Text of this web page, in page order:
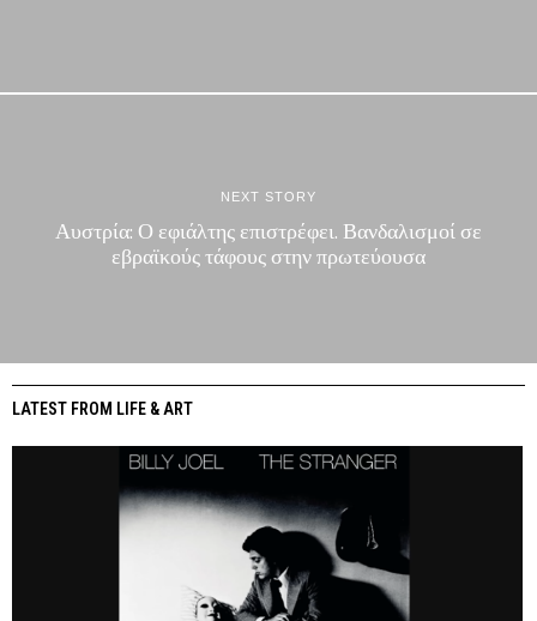
NEXT STORY
Αυστρία: Ο εφιάλτης επιστρέφει. Βανδαλισμοί σε
εβραϊκούς τάφους στην πρωτεύουσα
LATEST FROM LIFE & ART